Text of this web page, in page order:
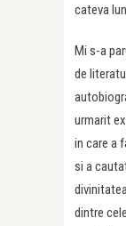
cateva
Mi s-a
de
urmarit
in care a
si a
dintre